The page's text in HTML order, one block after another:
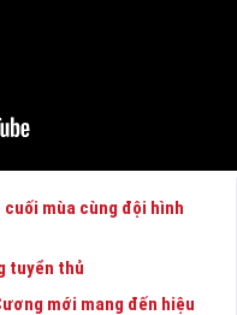
mùa cùng đội hình
tuyển thủ
mới mang đến hiệu